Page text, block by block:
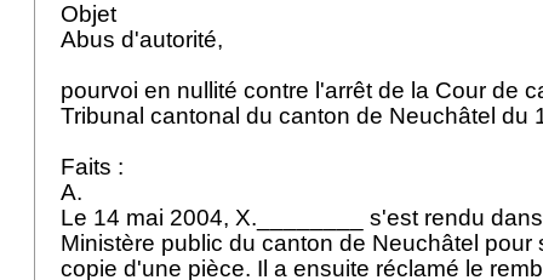
Objet
Abus d'autorité,
pourvoi en nullité contre l'arrêt de la Cour de
Tribunal cantonal du canton de Neuchâtel du
Faits :
A.
Le 14 mai 2004, X.________ s'est rendu
Ministère public du canton de Neuchâtel pour
copie d'une pièce. Il a ensuite réclamé le